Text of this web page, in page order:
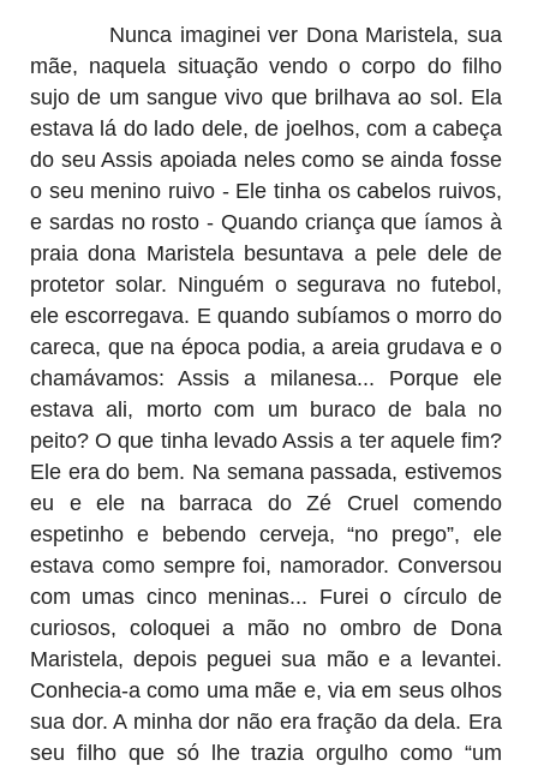
Nunca imaginei ver Dona Maristela, sua
mãe, naquela situação vendo o corpo do filho
sujo de um sangue vivo que brilhava ao sol. Ela
estava lá do lado dele, de joelhos, com a cabeça
do seu Assis apoiada neles como se ainda fosse
o seu menino ruivo - Ele tinha os cabelos ruivos,
e sardas no rosto - Quando criança que íamos à
praia dona Maristela besuntava a pele dele de
protetor solar. Ninguém o segurava no futebol,
ele escorregava. E quando subíamos o morro do
careca, que na época podia, a areia grudava e o
chamávamos: Assis a milanesa... Porque ele
estava ali, morto com um buraco de bala no
peito? O que tinha levado Assis a ter aquele fim?
Ele era do bem. Na semana passada, estivemos
eu e ele na barraca do Zé Cruel comendo
espetinho e bebendo cerveja, “no prego”, ele
estava como sempre foi, namorador. Conversou
com umas cinco meninas... Furei o círculo de
curiosos, coloquei a mão no ombro de Dona
Maristela, depois peguei sua mão e a levantei.
Conhecia-a como uma mãe e, via em seus olhos
sua dor. A minha dor não era fração da dela. Era
seu filho que só lhe trazia orgulho como “um